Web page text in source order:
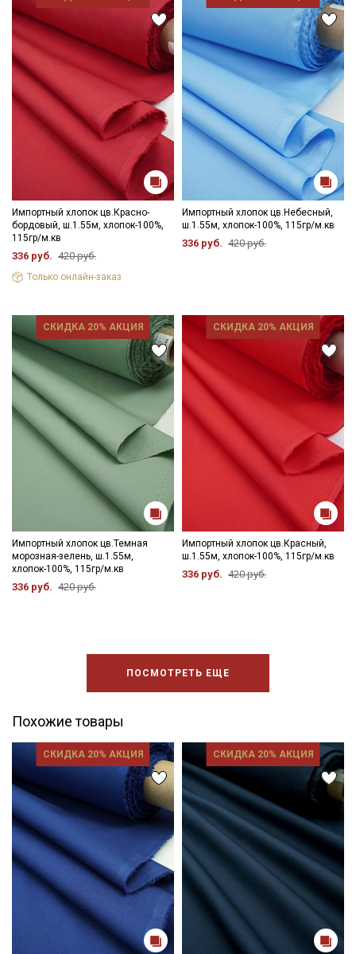
Импортный хлопок цв.Красно-
бордовый, ш.1.55м, хлопок-100%,
115гр/м.кв
336 руб. 420 руб.
Только онлайн-заказ
Импортный хлопок цв.Небесный,
ш.1.55м, хлопок-100%, 115гр/м.кв
336 руб. 420 руб.
СКИДКА 20% АКЦИЯ
Импортный хлопок цв.Темная
морозная-зелень, ш.1.55м,
хлопок-100%, 115гр/м.кв
336 руб. 420 руб.
СКИДКА 20% АКЦИЯ
Импортный хлопок цв.Красный,
ш.1.55м, хлопок-100%, 115гр/м.кв
336 руб. 420 руб.
ПОСМОТРЕТЬ ЕЩЕ
Похожие товары
СКИДКА 20% АКЦИЯ СКИДКА 20% АКЦИЯ
ДаюСогласие на получение рекламных и
информационных рассылок